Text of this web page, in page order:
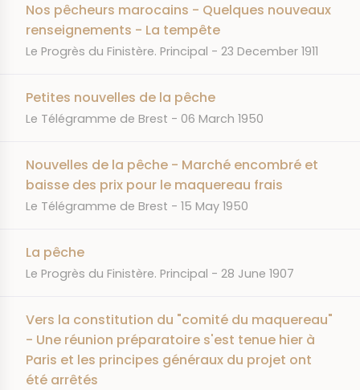
Nos pêcheurs marocains - Quelques nouveaux
renseignements - La tempête
JOURNAL
Le Progrès du Finistère. Principal DATE
23 December 1911
Petites nouvelles de la pêche
JOURNAL
Le Télégramme de Brest DATE
06 March 1950
Nouvelles de la pêche - Marché encombré et
baisse des prix pour le maquereau frais
JOURNAL
Le Télégramme de Brest DATE
15 May 1950
La pêche
JOURNAL
Le Progrès du Finistère. Principal DATE
28 June 1907
Vers la constitution du "comité du maquereau"
- Une réunion préparatoire s'est tenue hier à
Paris et les principes généraux du projet ont
été arrêtés